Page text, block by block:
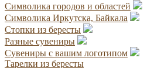
Символика городов и областей
Символика Иркутска, Байкала
Стопки из бересты
Разные сувениры
Сувениры с вашим логотипом
Тарелки из бересты